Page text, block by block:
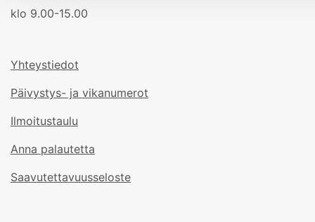
klo 9.00-15.00
Yhteystiedot
Päivystys- ja vikanumerot
Ilmoitustaulu
Anna palautetta
Saavutettavuusseloste